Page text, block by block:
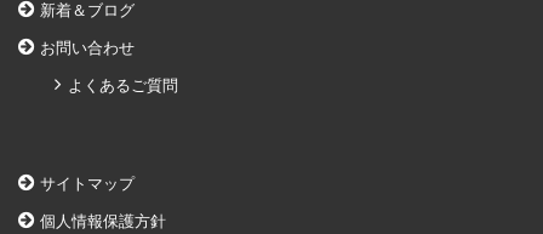
新着＆ブログ
お問い合わせ
よくあるご質問
サイトマップ
個人情報保護方針